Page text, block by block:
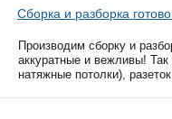
Сборка и разборка
Производим сборку и
аккуратные и вежливы!
натяжные потолки),